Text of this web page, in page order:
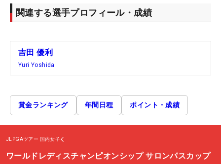
関連する選手プロフィール・成績
吉田 優利
Yuri Yoshida
賞金ランキング 年間日程 ポイント・成績
JLPGAツアー 国内女子
ワールドレディスチャンピオンシップ サロンパスカップ